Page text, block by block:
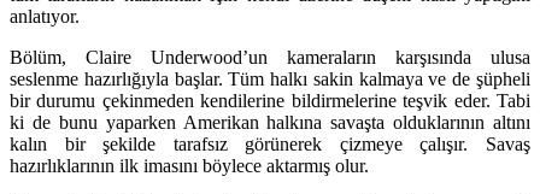
anlatıyor.
Bölüm, Claire Underwood’un kameraların karşısında ulusa
seslenme hazırlığıyla başlar. Tüm halkı sakin kalmaya ve de şüpheli
bir durumu çekinmeden kendilerine bildirmelerine teşvik eder. Tabi
ki de bunu yaparken Amerikan halkına savaşta olduklarının altını
kalın bir şekilde tarafsız görünerek çizmeye çalışır. Savaş
hazırlıklarının ilk imasını böylece aktarmış olur.